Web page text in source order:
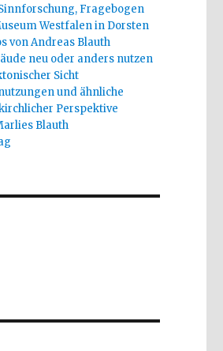
Fragebogen
Westfalen in Dorsten
von Andreas Blauth
neu oder anders nutzen
Sicht
und ähnliche
Perspektive
Blauth